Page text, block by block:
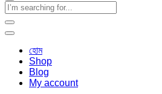
হোম
Shop
Blog
My account